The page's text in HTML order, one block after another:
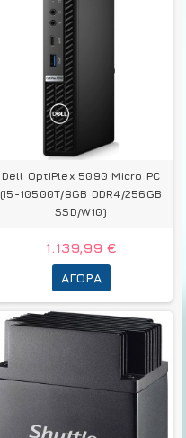
Dell OptiPlex 5090 Micro PC
(i5-10500T/8GB DDR4/256GB
SSD/W10)
1.139,99 €
ΑΓΟΡΆ